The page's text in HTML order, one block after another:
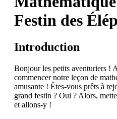
Festin des
Introduction
Bonjour les petits aventuriers !
commencer notre leçon de
amusante ! Êtes-vous prêts à
grand festin ? Oui ? Alors,
et allons-y !